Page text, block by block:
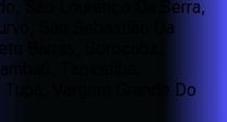
São Lourenço Da Serra,
São Sebastião Da
Barras, Sorocaba,
Tapiratiba,
Vargem Grande Do